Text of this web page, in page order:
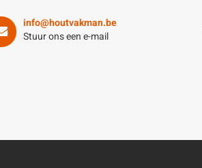
info@houtvakman.be
Stuur ons een e-mail